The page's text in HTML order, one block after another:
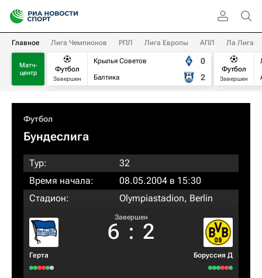
Главное Лига Чемпионов РПЛ Лига Европы АПЛ Ла Лига
Матч-
центр
Футбол
Завершен
Крылья Советов
Балтика
0
2
Футбол
Завершен
Футбол
Бундеслига
Тур:
32
Время начала:
08.05.2004 в 15:30
Стадион:
Olympiastadion, Berlin
Герта
Завершен
6 : 2
Боруссия Д